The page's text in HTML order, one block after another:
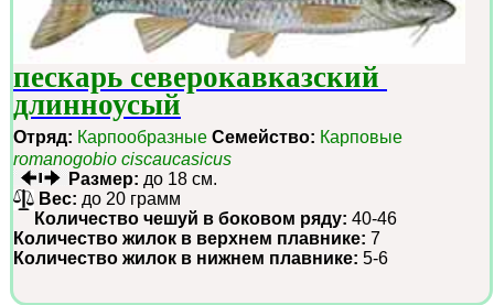
пескарь северокавказский
длинноусый
Отряд: Карпообразные Семейство: Карповые
romanogobio ciscaucasicus
Размер: до 18 см.
Вес: до 20 грамм
Количество чешуй в боковом ряду: 40-46
Количество жилок в верхнем плавнике: 7
Количество жилок в нижнем плавнике: 5-6